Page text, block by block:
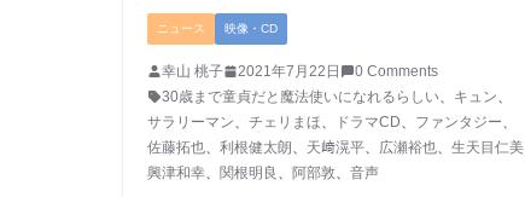
ニュース 映像・CD
幸山 桃子 2021年7月22日
0 Comments
30歳まで童貞だと魔法使いになれるらしい
キュン
サラリーマン
チェリまほ ドラマCD ファンタジー
佐藤拓也
利根健太朗 天﨑滉平 広瀬裕也 生天目仁美
興津和幸
関根明良 阿部敦 音声